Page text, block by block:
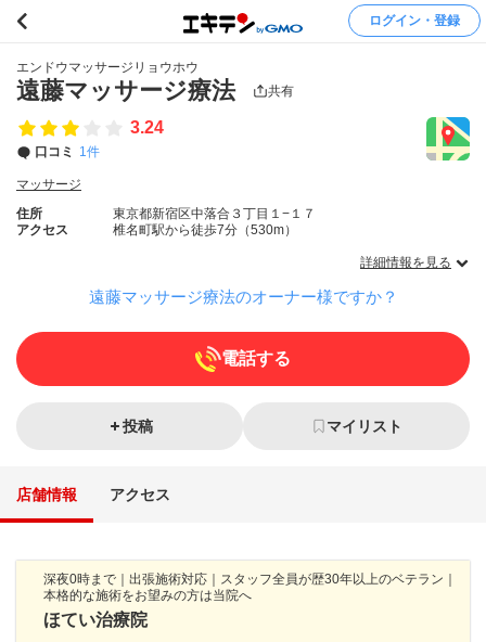
ログイン・登録
エンドウマッサージリョウホウ
遠藤マッサージ療法 共有
3.24
口コミ 1件
マッサージ
住所
東京都新宿区中落合３丁目１−１７
アクセス
椎名町駅から徒歩7分（530m）
詳細情報を見る
遠藤マッサージ療法のオーナー様ですか？
電話する
投稿 マイリスト
店舗情報 アクセス
深夜0時まで｜出張施術対応｜スタッフ全員が歴30年以上のベテラン｜
本格的な施術をお望みの方は当院へ
ほてい治療院